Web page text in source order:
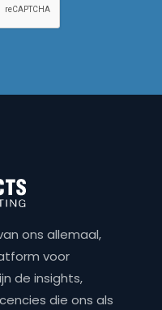
ons allemaal,
voor
de insights,
die ons als